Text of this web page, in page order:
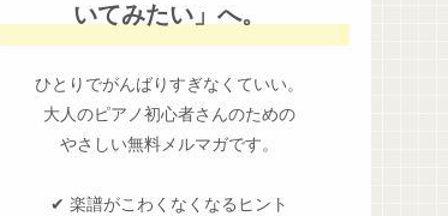
いてみたい」へ。
ひとりでがんばりすぎなくていい。
大人のピアノ初心者さんのための
やさしい無料メルマガです。
✔ 楽譜がこわくなくなるヒント